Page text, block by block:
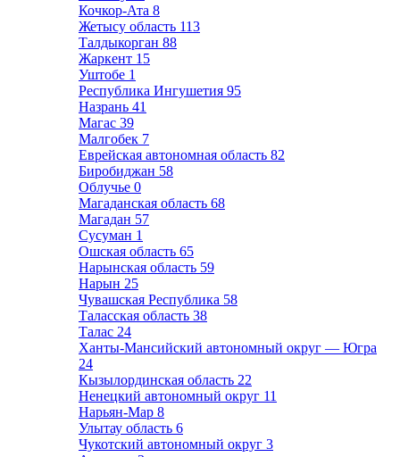
Кочкор-Ата 8
Жетысу область 113
Талдыкорган 88
Жаркент 15
Уштобе 1
Республика Ингушетия 95
Назрань 41
Магас 39
Малгобек 7
Еврейская автономная область 82
Биробиджан 58
Облучье 0
Магаданская область 68
Магадан 57
Сусуман 1
Ошская область 65
Нарынская область 59
Нарын 25
Чувашская Республика 58
Таласская область 38
Талас 24
Ханты-Мансийский автономный округ — Югра
24
Кызылординская область 22
Ненецкий автономный округ 11
Нарьян-Мар 8
Улытау область 6
Чукотский автономный округ 3